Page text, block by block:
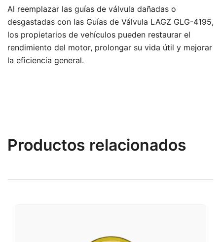
Al reemplazar las guías de válvula dañadas o
desgastadas con las Guías de Válvula LAGZ GLG-4195,
los propietarios de vehículos pueden restaurar el
rendimiento del motor, prolongar su vida útil y mejorar
la eficiencia general.
Productos relacionados